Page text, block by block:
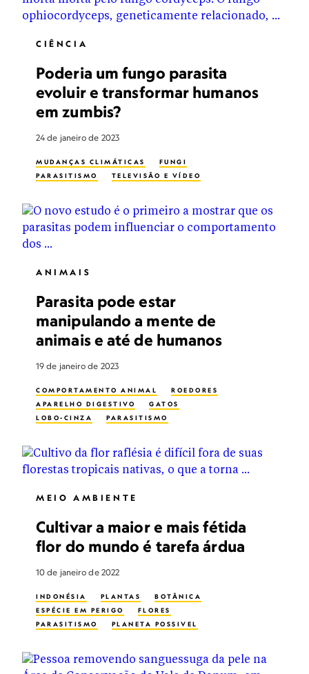
CIÊNCIA
Poderia um fungo parasita
evoluir e transformar humanos
em zumbis?
24 de janeiro de 2023
MUDANÇAS CLIMÁTICAS
FUNGI
PARASITISMO
TELEVISÃO E VÍDEO
ANIMAIS
Parasita pode estar
manipulando a mente de
animais e até de humanos
19 de janeiro de 2023
COMPORTAMENTO ANIMAL
ROEDORES
APARELHO DIGESTIVO
GATOS
LOBO-CINZA
PARASITISMO
MEIO AMBIENTE
Cultivar a maior e mais fétida
flor do mundo é tarefa árdua
10 de janeiro de 2022
INDONÉSIA PLANTAS
BOTÂNICA
ESPÉCIE EM PERIGO
FLORES
PARASITISMO
PLANETA POSSIVEL